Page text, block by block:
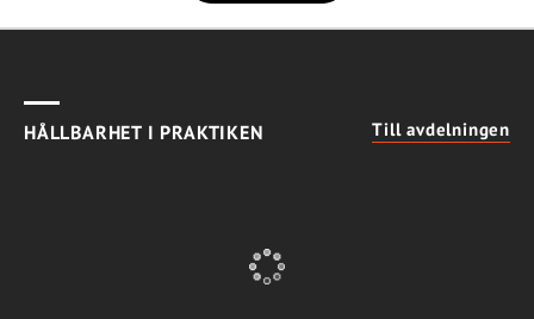
HÅLLBARHET I PRAKTIKEN Till avdelningen